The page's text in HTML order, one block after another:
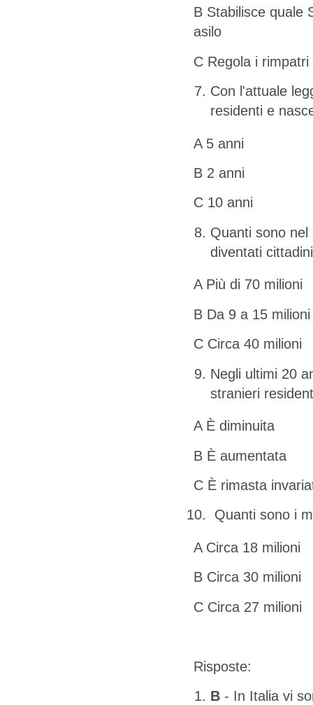
B Stabilisce quale
asilo
C Regola i
Con l'attuale
residenti e
A 5 anni
B 2 anni
C 10 anni
Quanti sono
diventati
A Più di 70 milioni
B Da 9 a 15 milioni
C Circa 40 milioni
Negli ultimi 20
stranieri
A È diminuita
B È aumentata
C È rimasta
Quanti sono i
A Circa 18 milioni
B Circa 30 milioni
C Circa 27 milioni
Risposte:
B - In Italia vi